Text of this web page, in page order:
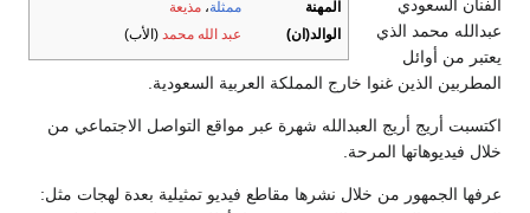
المهنة
ممثلة، مذيعة
الوالد(ان)
عبد الله محمد (الأب)
الفنان السعودي
عبدالله محمد الذي
يعتبر من أوائل
المطربين الذين غنوا خارج المملكة العربية السعودية.
اكتسبت أريج أريج العبدالله شهرة عبر مواقع التواصل الاجتماعي من
خلال فيديوهاتها المرحة.
عرفها الجمهور من خلال نشرها مقاطع فيديو تمثيلية بعدة لهجات مثل: